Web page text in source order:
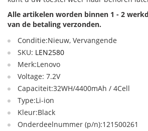
Alle artikelen worden binnen 1 - 2
van de betaling verzonden.
Conditie:Nieuw, Vervangende
SKU: LEN2580
Merk:Lenovo
Voltage: 7.2V
Capaciteit:32WH/4400mAh / 4Cell
Type:Li-ion
Kleur:Black
Onderdeelnummer (p/n):121500261